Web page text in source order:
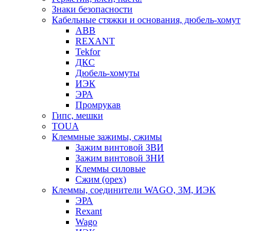
Знаки безопасности
Кабельные стяжки и основания, дюбель-хомут
ABB
REXANT
Tekfor
ДКС
Дюбель-хомуты
ИЭК
ЭРА
Промрукав
Гипс, мешки
TOUA
Клеммные зажимы, сжимы
Зажим винтовой ЗВИ
Зажим винтовой ЗНИ
Клеммы силовые
Сжим (орех)
Клеммы, соединители WAGO, 3M, ИЭК
ЭРА
Rexant
Wago